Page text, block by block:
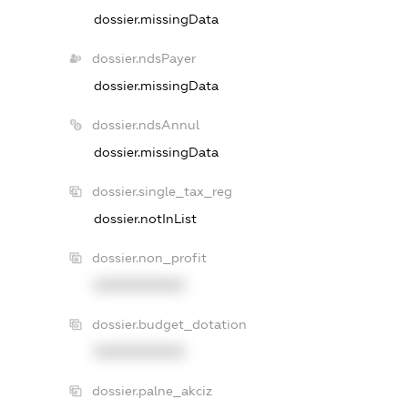
dossier.missingData
dossier.ndsPayer
dossier.missingData
dossier.ndsAnnul
dossier.missingData
dossier.single_tax_reg
dossier.notInList
dossier.non_profit
dossier.budget_dotation
dossier.palne_akciz